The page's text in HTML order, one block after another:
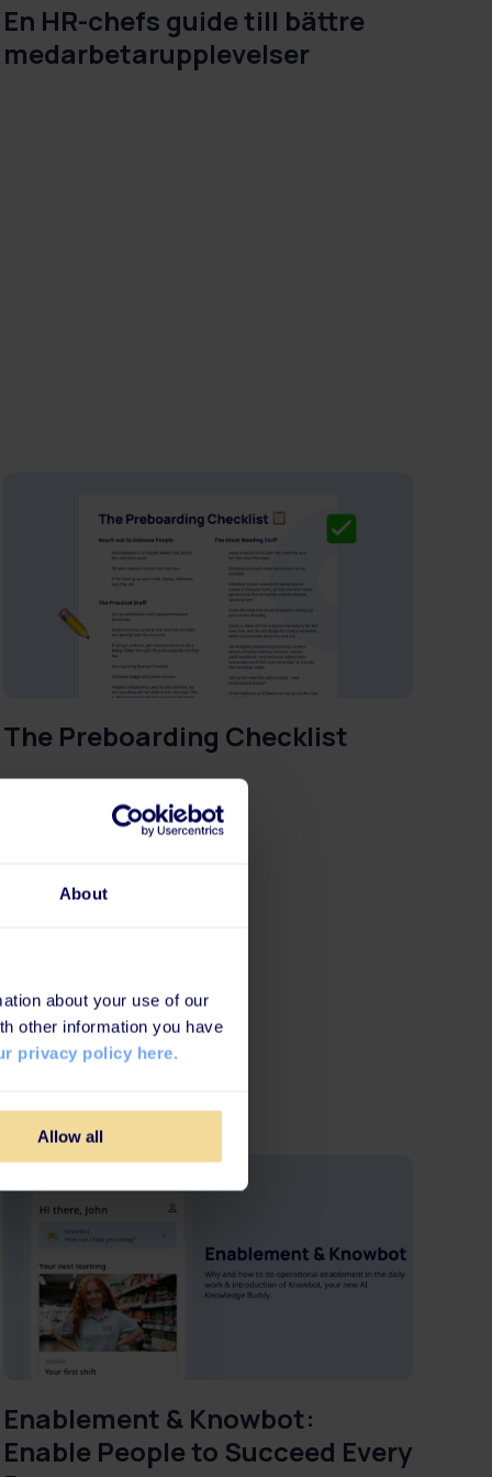
About
about your use of our
other information you have
privacy policy here.
Allow all
En HR-chefs guide till bättre
medarbetarupplevelser
The Preboarding Checklist
Enablement & Knowbot:
Enable People to Succeed Every